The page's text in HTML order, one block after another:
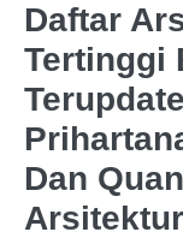
Daftar
Tertinggi
Dan